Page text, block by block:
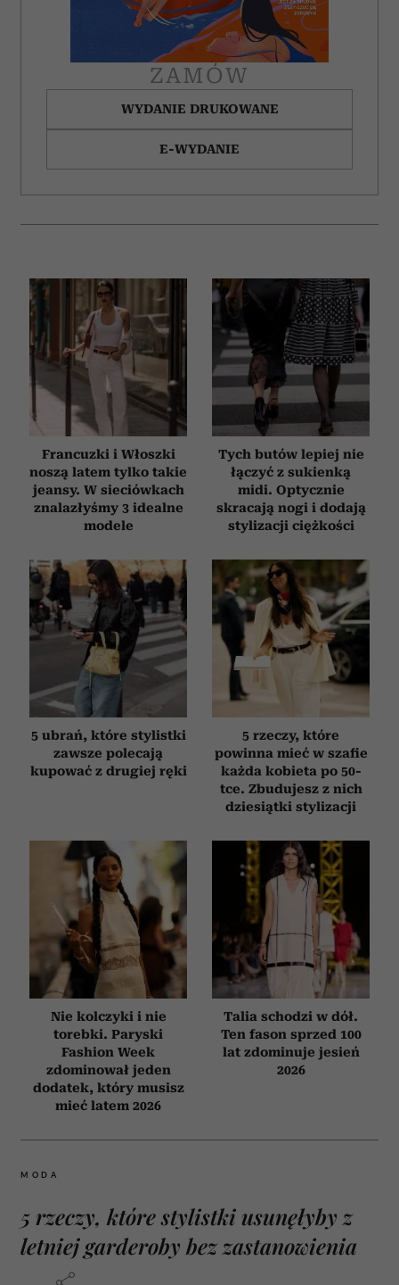
korzystania z ich usług.
ZAMÓW
WYDANIE DRUKOWANE
E-WYDANIE
Francuzki i Włoszki
noszą latem tylko takie
jeansy. W sieciówkach
znalazłyśmy 3 idealne
modele
Tych butów lepiej nie
łączyć z sukienką
midi. Optycznie
skracają nogi i dodają
stylizacji ciężkości
5 ubrań, które stylistki
zawsze polecają
kupować z drugiej ręki
5 rzeczy, które
powinna mieć w szafie
każda kobieta po 50-
tce. Zbudujesz z nich
dziesiątki stylizacji
Nie kolczyki i nie
torebki. Paryski
Fashion Week
zdominował jeden
dodatek, który musisz
mieć latem 2026
Talia schodzi w dół.
Ten fason sprzed 100
lat zdominuje jesień
2026
MODA
5 rzeczy, które stylistki usunęłyby z
letniej garderoby bez zastanowienia